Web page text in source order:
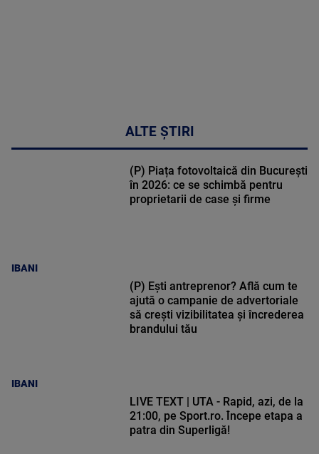
ALTE ȘTIRI
IBANI
(P) Piața fotovoltaică din București
în 2026: ce se schimbă pentru
proprietarii de case și firme
IBANI
(P) Ești antreprenor? Află cum te
ajută o campanie de advertoriale
să crești vizibilitatea și încrederea
brandului tău
LIVE TEXT | UTA - Rapid, azi, de la
21:00, pe Sport.ro. Începe etapa a
patra din Superligă!